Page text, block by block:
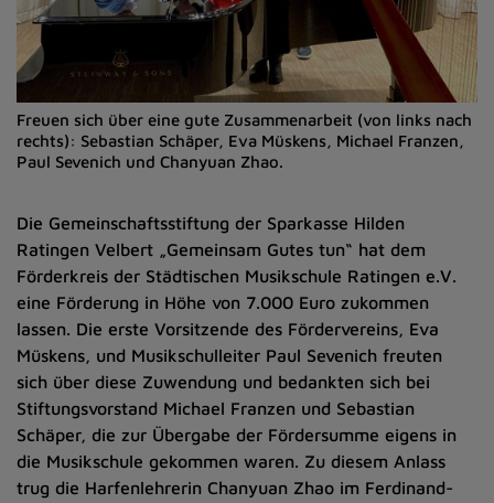
Freuen sich über eine gute Zusammenarbeit (von links nach
rechts): Sebastian Schäper, Eva Müskens, Michael Franzen,
Paul Sevenich und Chanyuan Zhao.
Die Gemeinschaftsstiftung der Sparkasse Hilden
Ratingen Velbert „Gemeinsam Gutes tun“ hat dem
Förderkreis der Städtischen Musikschule Ratingen e.V.
eine Förderung in Höhe von 7.000 Euro zukommen
lassen. Die erste Vorsitzende des Fördervereins, Eva
Müskens, und Musikschulleiter Paul Sevenich freuten
sich über diese Zuwendung und bedankten sich bei
Stiftungsvorstand Michael Franzen und Sebastian
Schäper, die zur Übergabe der Fördersumme eigens in
die Musikschule gekommen waren. Zu diesem Anlass
trug die Harfenlehrerin Chanyuan Zhao im Ferdinand-